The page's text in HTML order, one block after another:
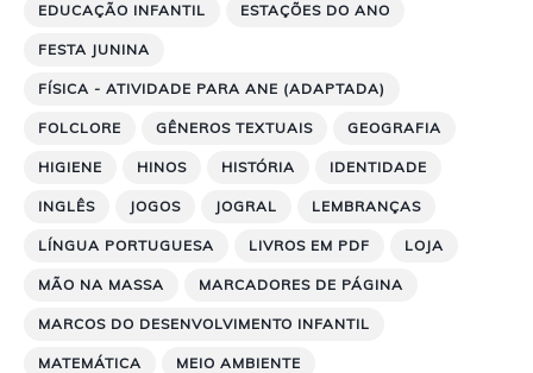
EDUCAÇÃO INFANTIL ESTAÇÕES DO ANO
FESTA JUNINA
FÍSICA - ATIVIDADE PARA ANE (ADAPTADA)
FOLCLORE GÊNEROS TEXTUAIS GEOGRAFIA
HIGIENE HINOS HISTÓRIA IDENTIDADE
INGLÊS JOGOS JOGRAL LEMBRANÇAS
LÍNGUA PORTUGUESA LIVROS EM PDF LOJA
MÃO NA MASSA MARCADORES DE PÁGINA
MARCOS DO DESENVOLVIMENTO INFANTIL
MATEMÁTICA MEIO AMBIENTE